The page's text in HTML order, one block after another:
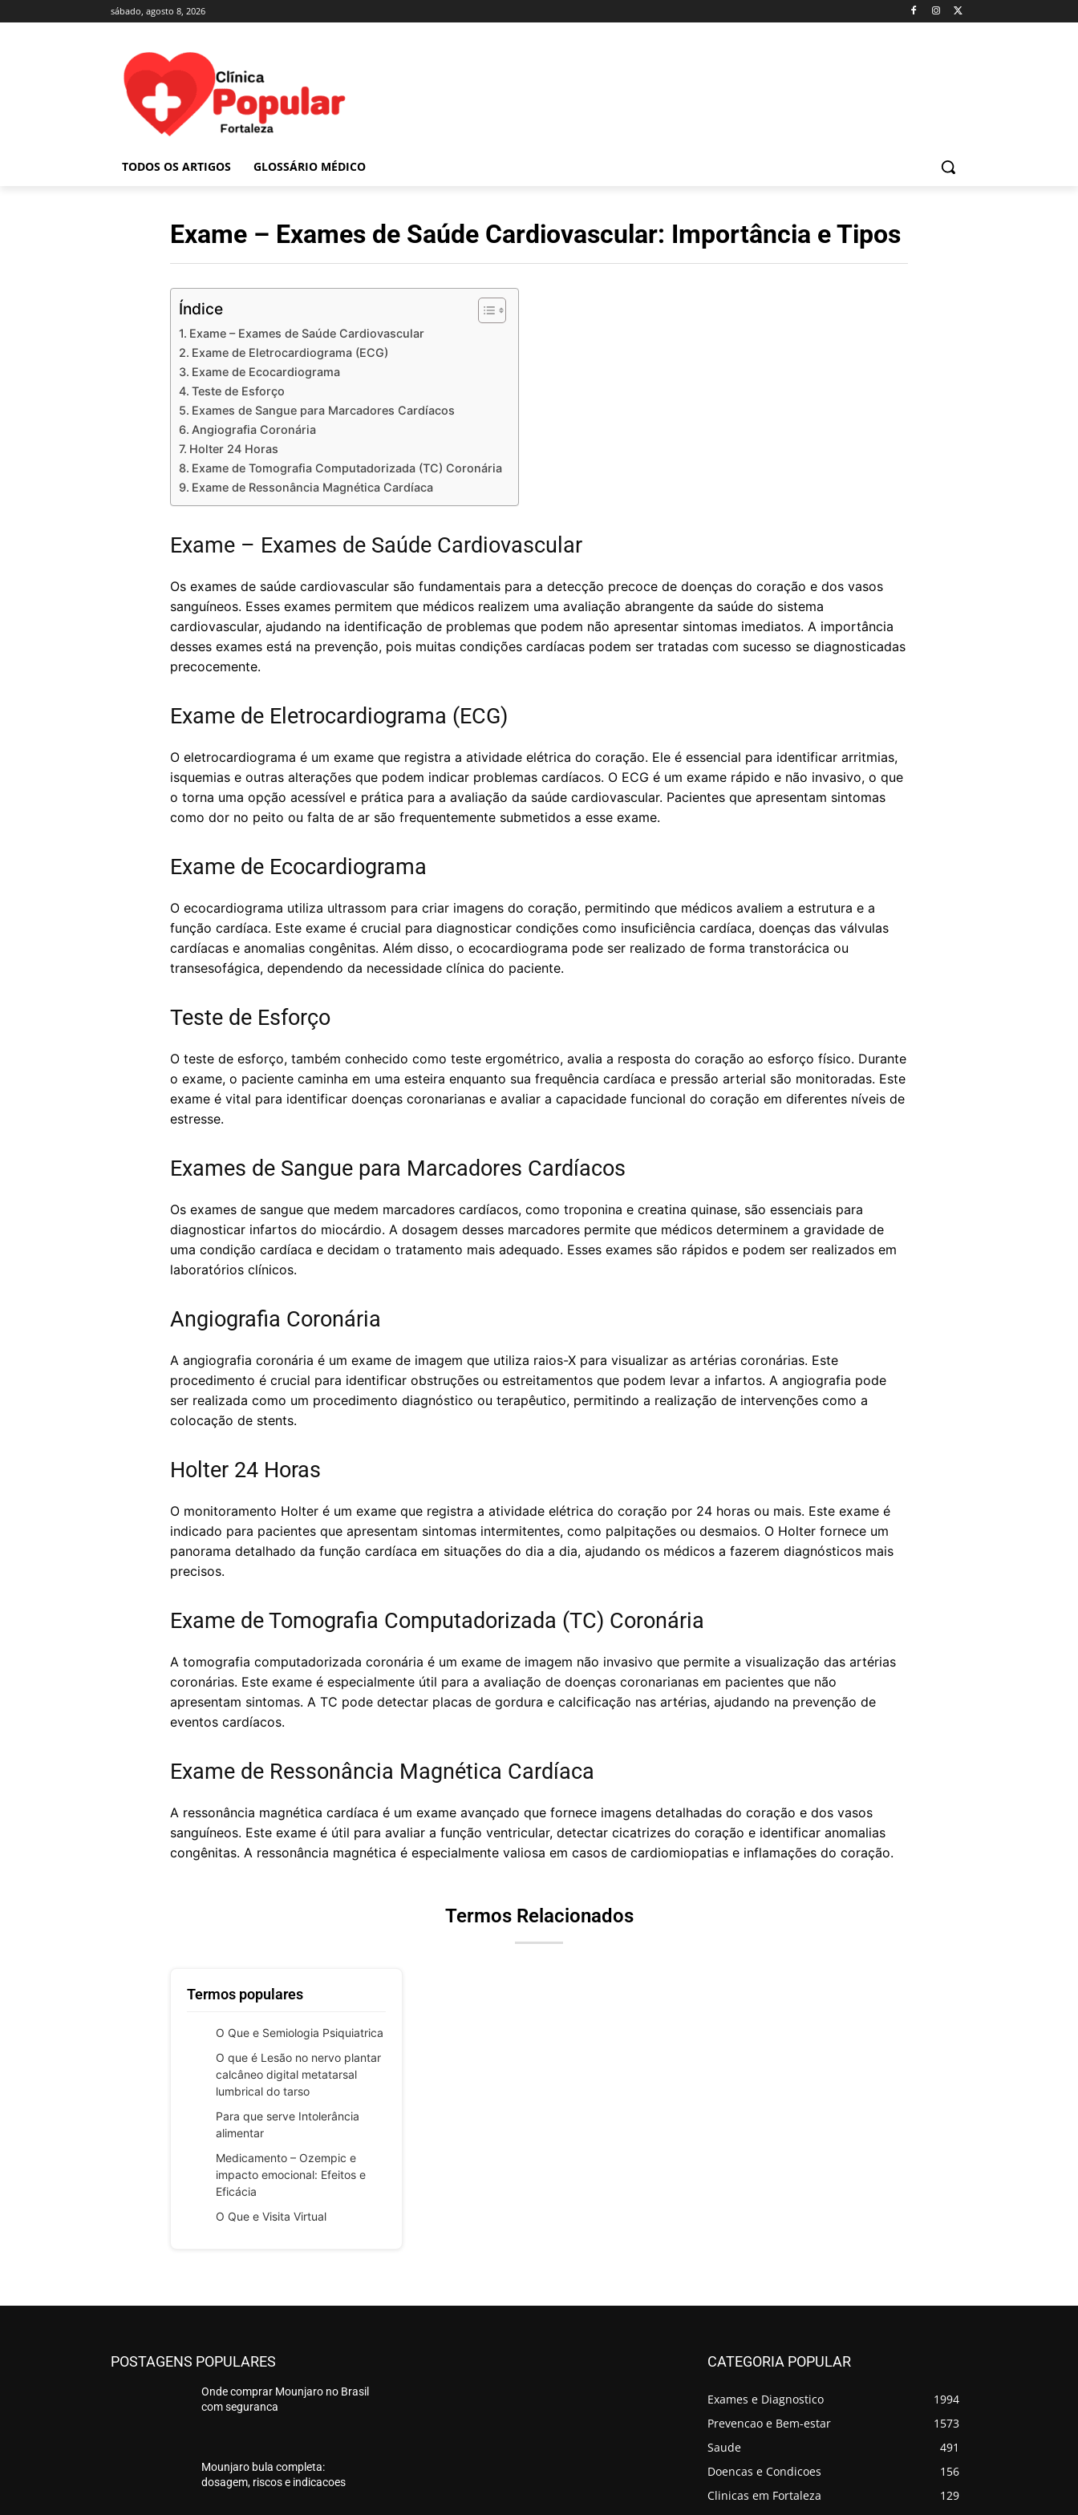
sábado, agosto 8, 2026
TODOS OS ARTIGOS GLOSSÁRIO MÉDICO
Exame – Exames de Saúde Cardiovascular: Importância e Tipos
Índice
Exame – Exames de Saúde Cardiovascular
Exame de Eletrocardiograma (ECG)
Exame de Ecocardiograma
Teste de Esforço
Exames de Sangue para Marcadores Cardíacos
Angiografia Coronária
Holter 24 Horas
Exame de Tomografia Computadorizada (TC) Coronária
Exame de Ressonância Magnética Cardíaca
Exame – Exames de Saúde Cardiovascular
Os exames de saúde cardiovascular são fundamentais para a detecção precoce de doenças do coração e dos vasos
sanguíneos. Esses exames permitem que médicos realizem uma avaliação abrangente da saúde do sistema
cardiovascular, ajudando na identificação de problemas que podem não apresentar sintomas imediatos. A importância
desses exames está na prevenção, pois muitas condições cardíacas podem ser tratadas com sucesso se diagnosticadas
precocemente.
Exame de Eletrocardiograma (ECG)
O eletrocardiograma é um exame que registra a atividade elétrica do coração. Ele é essencial para identificar arritmias,
isquemias e outras alterações que podem indicar problemas cardíacos. O ECG é um exame rápido e não invasivo, o que
o torna uma opção acessível e prática para a avaliação da saúde cardiovascular. Pacientes que apresentam sintomas
como dor no peito ou falta de ar são frequentemente submetidos a esse exame.
Exame de Ecocardiograma
O ecocardiograma utiliza ultrassom para criar imagens do coração, permitindo que médicos avaliem a estrutura e a
função cardíaca. Este exame é crucial para diagnosticar condições como insuficiência cardíaca, doenças das válvulas
cardíacas e anomalias congênitas. Além disso, o ecocardiograma pode ser realizado de forma transtorácica ou
transesofágica, dependendo da necessidade clínica do paciente.
Teste de Esforço
O teste de esforço, também conhecido como teste ergométrico, avalia a resposta do coração ao esforço físico. Durante
o exame, o paciente caminha em uma esteira enquanto sua frequência cardíaca e pressão arterial são monitoradas. Este
exame é vital para identificar doenças coronarianas e avaliar a capacidade funcional do coração em diferentes níveis de
estresse.
Exames de Sangue para Marcadores Cardíacos
Os exames de sangue que medem marcadores cardíacos, como troponina e creatina quinase, são essenciais para
diagnosticar infartos do miocárdio. A dosagem desses marcadores permite que médicos determinem a gravidade de
uma condição cardíaca e decidam o tratamento mais adequado. Esses exames são rápidos e podem ser realizados em
laboratórios clínicos.
Angiografia Coronária
A angiografia coronária é um exame de imagem que utiliza raios-X para visualizar as artérias coronárias. Este
procedimento é crucial para identificar obstruções ou estreitamentos que podem levar a infartos. A angiografia pode
ser realizada como um procedimento diagnóstico ou terapêutico, permitindo a realização de intervenções como a
colocação de stents.
Holter 24 Horas
O monitoramento Holter é um exame que registra a atividade elétrica do coração por 24 horas ou mais. Este exame é
indicado para pacientes que apresentam sintomas intermitentes, como palpitações ou desmaios. O Holter fornece um
panorama detalhado da função cardíaca em situações do dia a dia, ajudando os médicos a fazerem diagnósticos mais
precisos.
Exame de Tomografia Computadorizada (TC) Coronária
A tomografia computadorizada coronária é um exame de imagem não invasivo que permite a visualização das artérias
coronárias. Este exame é especialmente útil para a avaliação de doenças coronarianas em pacientes que não
apresentam sintomas. A TC pode detectar placas de gordura e calcificação nas artérias, ajudando na prevenção de
eventos cardíacos.
Exame de Ressonância Magnética Cardíaca
A ressonância magnética cardíaca é um exame avançado que fornece imagens detalhadas do coração e dos vasos
sanguíneos. Este exame é útil para avaliar a função ventricular, detectar cicatrizes do coração e identificar anomalias
congênitas. A ressonância magnética é especialmente valiosa em casos de cardiomiopatias e inflamações do coração.
Termos Relacionados
Termos populares
O Que e Semiologia Psiquiatrica
O que é Lesão no nervo plantar
calcâneo digital metatarsal
lumbrical do tarso
Para que serve Intolerância
alimentar
Medicamento – Ozempic e
impacto emocional: Efeitos e
Eficácia
O Que e Visita Virtual
POSTAGENS POPULARES
Onde comprar Mounjaro no Brasil
com seguranca
Mounjaro bula completa:
dosagem, riscos e indicacoes
CATEGORIA POPULAR
Exames e Diagnostico
1994
Prevencao e Bem-estar
1573
Saude
491
Doencas e Condicoes
156
Clinicas em Fortaleza
129